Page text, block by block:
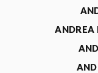
ANDREA